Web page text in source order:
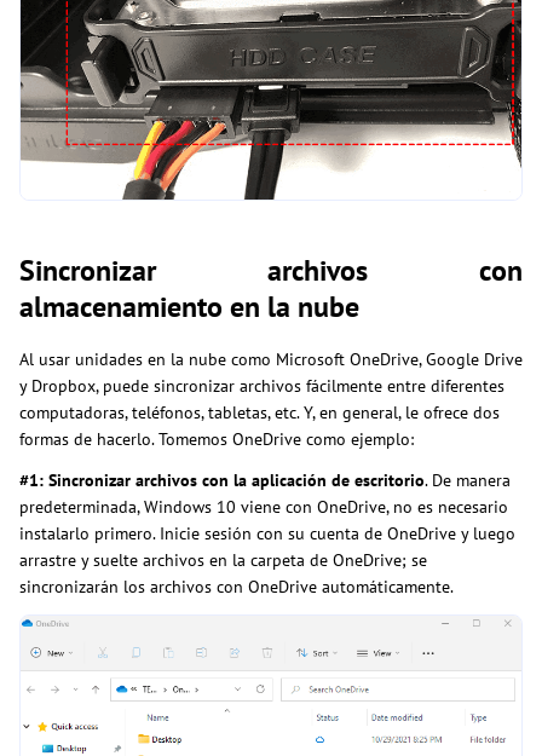
Sincronizar archivos con
almacenamiento en la nube
Al usar unidades en la nube como Microsoft OneDrive, Google Drive
y Dropbox, puede sincronizar archivos fácilmente entre diferentes
computadoras, teléfonos, tabletas, etc. Y, en general, le ofrece dos
formas de hacerlo. Tomemos OneDrive como ejemplo:
#1: Sincronizar archivos con la aplicación de escritorio. De manera
predeterminada, Windows 10 viene con OneDrive, no es necesario
instalarlo primero. Inicie sesión con su cuenta de OneDrive y luego
arrastre y suelte archivos en la carpeta de OneDrive; se
sincronizarán los archivos con OneDrive automáticamente.